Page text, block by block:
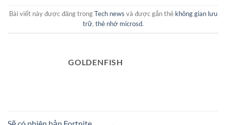
Bài viết này được đăng trongTech news và được gắn thẻ không gian lưu
trữ, thẻ nhớ microsd.
GOLDENFISH